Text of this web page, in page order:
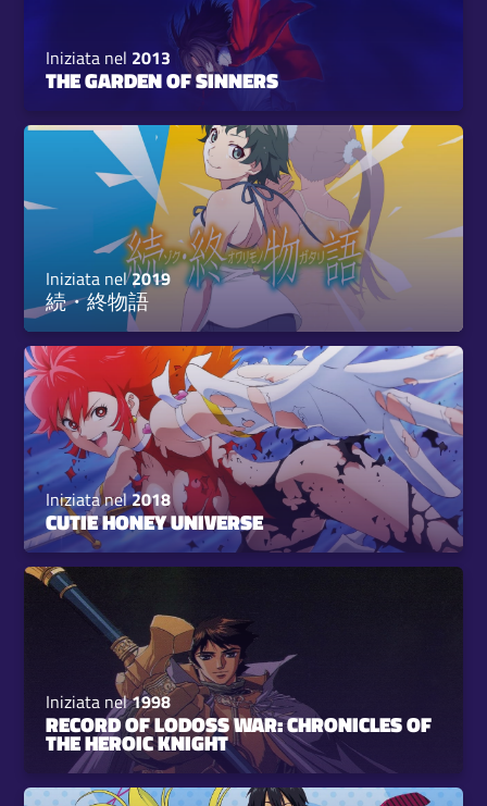
Iniziata nel 2013
THE GARDEN OF SINNERS
Iniziata nel2019
続・終物語
Iniziata nel2018
CUTIE HONEY UNIVERSE
Iniziata nel1998
RECORD OF LODOSS WAR: CHRONICLES OF
THE HEROIC KNIGHT